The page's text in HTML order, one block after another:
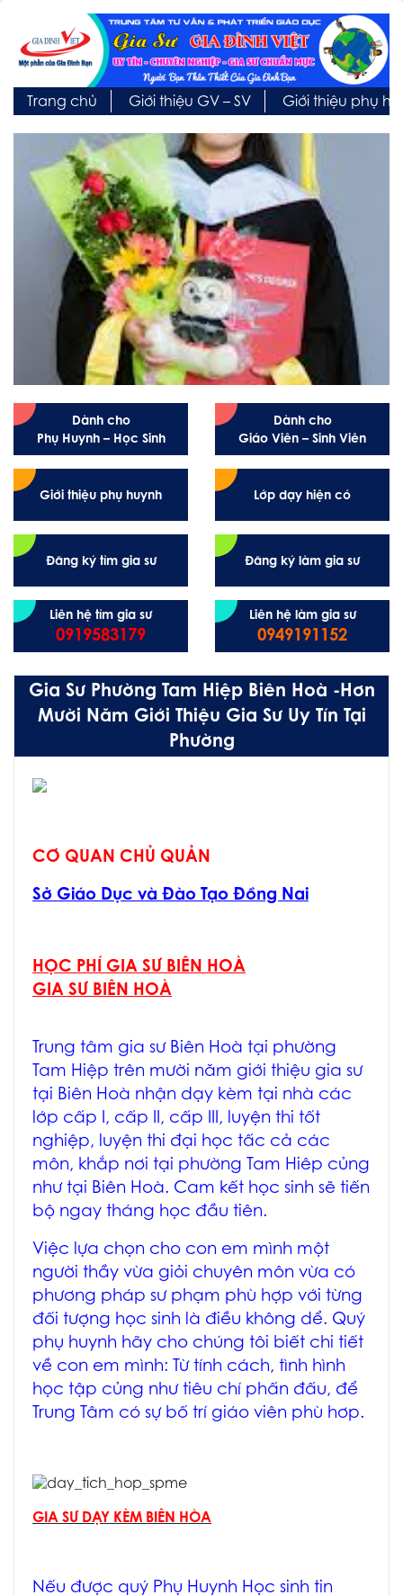
Trang chủ Giới thiệu GV – SV Giới thiệu phụ
Dành cho
Phụ Huynh – Học Sinh
Giới thiệu phụ huynh
Đăng ký tìm gia sư
Liên hệ tìm gia sư
0919583179
Dành cho
Giáo Viên – Sinh Viên
Lớp dạy hiện có
Đăng ký làm gia sư
Liên hệ làm gia sư
0949191152
Gia Sư Phường Tam Hiệp Biên Hoà -Hơn
Mười Năm Giới Thiệu Gia Sư Uy Tín Tại
Phường
CƠ QUAN CHỦ QUẢN
Sở Giáo Dục và Đào Tạo Đồng Nai
HỌC PHÍ GIA SƯ BIÊN HOÀ
GIA SƯ BIÊN HOÀ
Trung tâm gia sư Biên Hoà tại phường
Tam Hiệp trên mười năm giới thiệu gia sư
tại Biên Hoà nhận dạy kèm tại nhà các
lớp cấp I, cấp II, cấp III, luyện thi tốt
nghiệp, luyện thi đại học tấc cả các
môn, khắp nơi tại phường Tam Hiêp củng
như tại Biên Hoà. Cam kết học sinh sẽ tiến
bộ ngay tháng học đầu tiên.
Việc lựa chọn cho con em mình một
người thầy vừa giỏi chuyên môn vừa có
phương pháp sư phạm phù hợp với từng
đối tượng học sinh là điều không dể. Quý
phụ huynh hãy cho chúng tôi biết chi tiết
về con em mình:
Từ tính cách, tình hình
học tập củng như tiêu chí phấn đấu, để
Trung Tâm có sự bố trí giáo viên phù hơp.
GIA SƯ DẠY KÈM BIÊN HÒA
Nếu được quý Phụ Huynh Học sinh tin